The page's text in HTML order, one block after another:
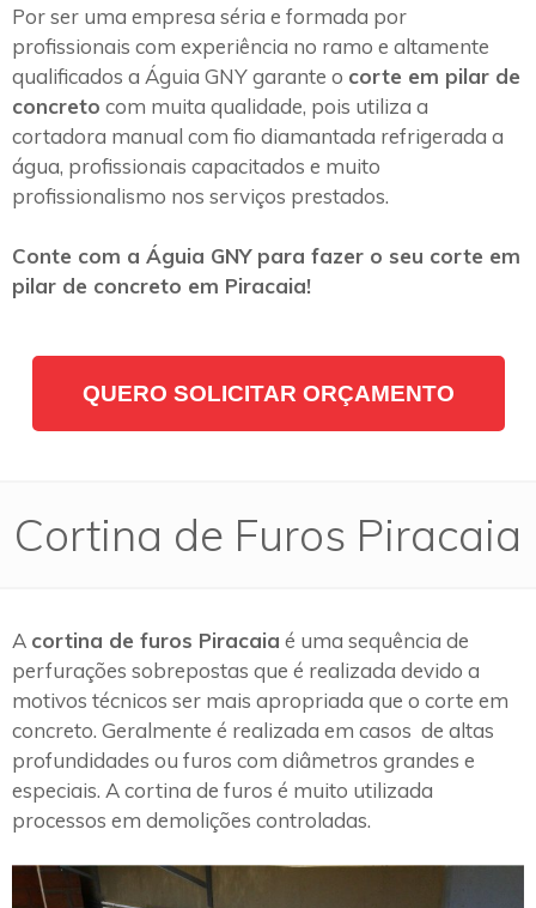
Por ser uma empresa séria e formada por
profissionais com experiência no ramo e altamente
qualificados a Águia GNY garante o corte em pilar de
concreto com muita qualidade, pois utiliza a
cortadora manual com fio diamantada refrigerada a
água, profissionais capacitados e muito
profissionalismo nos serviços prestados.
Conte com a Águia GNY para fazer o seu corte em
pilar de concreto em Piracaia!
QUERO SOLICITAR ORÇAMENTO
Cortina de Furos Piracaia
A cortina de furos Piracaia é uma sequência de
perfurações sobrepostas que é realizada devido a
motivos técnicos ser mais apropriada que o corte em
concreto. Geralmente é realizada em casos de altas
profundidades ou furos com diâmetros grandes e
especiais. A cortina de furos é muito utilizada
processos em demolições controladas.